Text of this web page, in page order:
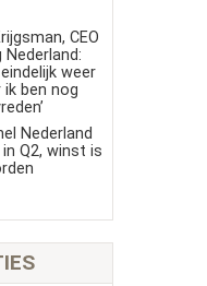
CEO
Nederland:
weer
ben nog
Nederland
Q2, winst is